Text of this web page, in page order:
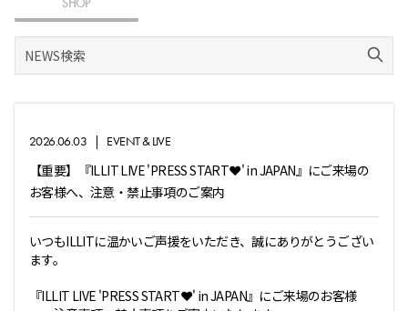
SHOP
2026.06.03 EVENT & LIVE
【重要】『ILLIT LIVE 'PRESS START︎︎❤' in JAPAN』にご来場の
お客様へ、注意・禁止事項のご案内
いつもILLITに温かいご声援をいただき、誠にありがとうござい
ます。
『ILLIT LIVE 'PRESS START︎︎❤' in JAPAN』にご来場のお客様